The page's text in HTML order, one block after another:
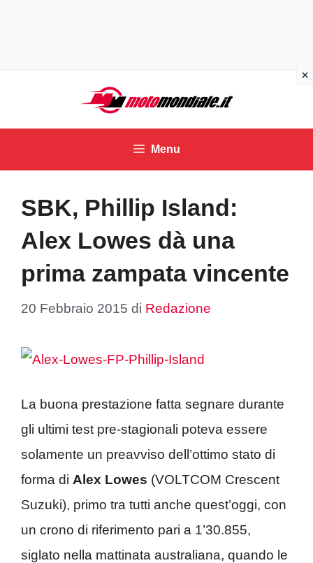
contenuto
Menu
SBK, Phillip Island:
Alex Lowes dà una
prima zampata vincente
20 Febbraio 2015 di Redazione
La buona prestazione fatta segnare durante
gli ultimi test pre-stagionali poteva essere
solamente un preavviso dell’ottimo stato di
forma di Alex Lowes (VOLTCOM Crescent
Suzuki), primo tra tutti anche quest’oggi, con
un crono di riferimento pari a 1’30.855,
siglato nella mattinata australiana, quando le